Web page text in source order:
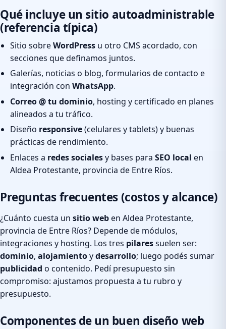
Qué incluye un sitio autoadministrable
(referencia típica)
Sitio sobreWordPress u otro CMS acordado, con
secciones que definamos juntos.
Galerías, noticias o blog, formularios de contacto e
integración con WhatsApp.
Correo @ tu dominio, hosting y certificado en planes
alineados a tu tráfico.
Diseño responsive(celulares y tablets) y buenas
prácticas de rendimiento.
Enlaces a redes socialesy bases para SEO local en
Aldea Protestante, provincia de Entre Ríos.
Preguntas frecuentes (costos y alcance)
¿Cuánto cuesta un sitio weben Aldea Protestante,
provincia de Entre Ríos? Depende de módulos,
integraciones y hosting. Los tres pilaressuelen ser:
dominio, alojamientoydesarrollo; luego podés sumar
publicidad o contenido. Pedí presupuesto sin
compromiso: ajustamos propuesta a tu rubro y
presupuesto.
Componentes de un buen diseño web